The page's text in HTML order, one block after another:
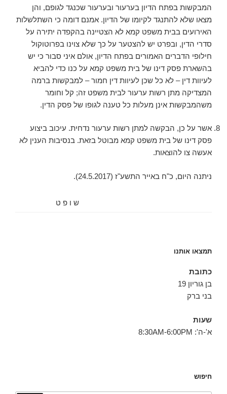
המבקשות בפתח הדיון בערעור ובערעור שכנגד לגופם, והן
מצאו שלא להתנגד לקיומו של הדיון. אמנם דומה כי השתלשלות
האירועים בבית משפט קמא לא הצטיינה בהקפדה יתירה על
סדרי הדין, ובפרט יש להצטער על כך שלא צוינו בפרוטוקול
חילופי הדברים האמורים בפתח הדיון, אולם איני סבור כי יש
בהשארת פסק דינו של בית משפט קמא על כנו כדי להביא
לעיוות דין – לא כל שכן לעיוות דין חמור – למבקשות ברמה
המצדיקה מתן רשות ערעור לבית משפט זה; קל וחומר
משהמבקשות אינן מעלות כל טענה לגופו של פסק הדין.
אשר על כן, הבקשה למתן רשות ערעור נדחית. עיכוב ביצוע
פסק דינו של בית משפט קמא מבוטל בזאת. בנסיבות הענין לא
אעשה צו להוצאות.
ניתנה היום, ‏כ"ח באייר התשע"ז (‏24.5.2017).
ש ו פ ט
תמצאו אותנו
כתובת
בן גוריון 19
בני ברק
שעות
א'-ה': 8:30AM-6:00PM
חיפוש